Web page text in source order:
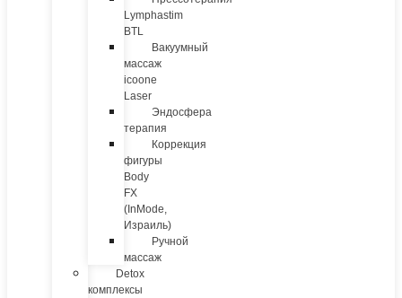
Lymphastim
BTL
Вакуумный
массаж
icoone
Laser
Эндосфера
терапия
Коррекция
фигуры
Body
FX
(InMode,
Израиль)
Ручной
массаж
Detox
комплексы